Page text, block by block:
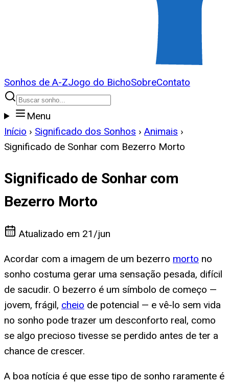
Sonhos de A-ZJogo do BichoSobreContato
Menu
Início › Significado dos Sonhos › Animais ›
Significado de Sonhar com Bezerro Morto
Significado de Sonhar com
Bezerro Morto
Atualizado em 21/jun
Acordar com a imagem de um bezerro morto no
sonho costuma gerar uma sensação pesada, difícil
de sacudir. O bezerro é um símbolo de começo —
jovem, frágil, cheio de potencial — e vê-lo sem vida
no sonho pode trazer um desconforto real, como
se algo precioso tivesse se perdido antes de ter a
chance de crescer.
A boa notícia é que esse tipo de sonho raramente é